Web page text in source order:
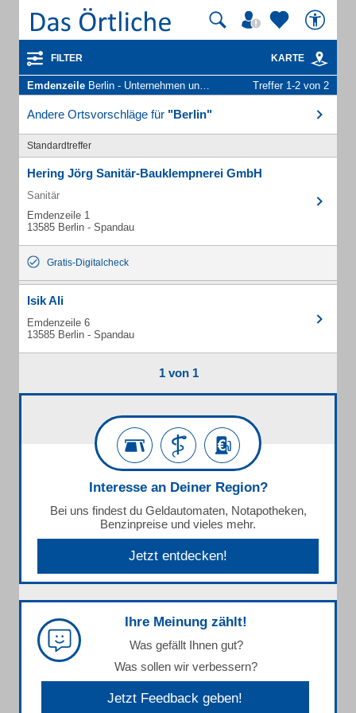
FILTER KARTE
Emdenzeile Berlin - Unternehmen und Personen Treffer 1-2 von 2
Andere Ortsvorschläge für "Berlin"
Standardtreffer
Hering Jörg Sanitär-Bauklempnerei GmbH
Sanitär
Emdenzeile 1
13585 Berlin - Spandau
Gratis-Digitalcheck
Isik Ali
Emdenzeile 6
13585 Berlin - Spandau
1 von 1
Interesse an Deiner Region?
Bei uns findest du Geldautomaten, Notapotheken,
Benzinpreise und vieles mehr.
Jetzt entdecken!
Ihre Meinung zählt!
Was gefällt Ihnen gut?
Was sollen wir verbessern?
Jetzt Feedback geben!